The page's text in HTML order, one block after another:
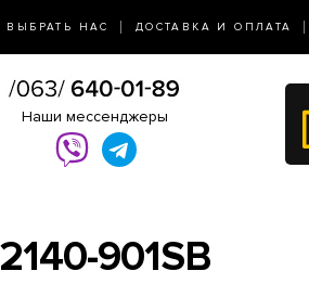
НАС ДОСТАВКА И ОПЛАТА
Наши мессенджеры
901SB